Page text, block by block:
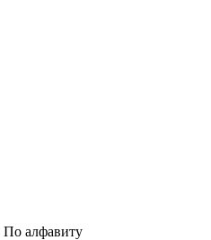
По алфавиту